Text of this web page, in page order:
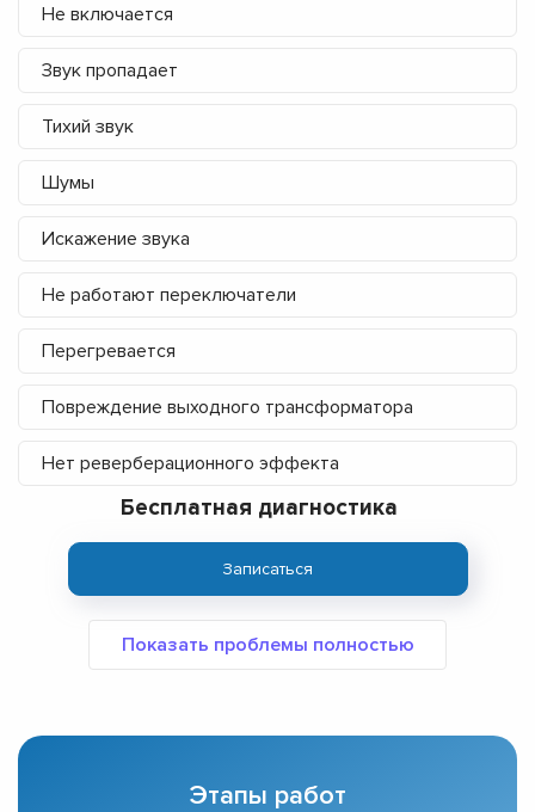
Не включается
Звук пропадает
Тихий звук
Шумы
Искажение звука
Не работают переключатели
Перегревается
Повреждение выходного трансформатора
Нет реверберационного эффекта
Бесплатная диагностика
Записаться
Этапы работ